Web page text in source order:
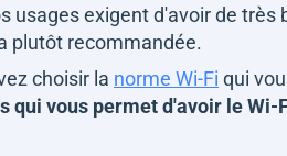
usages exigent d'avoir de très
plutôt recommandée.
choisir la norme Wi-Fi qui
qui vous permet d'avoir le Wi-